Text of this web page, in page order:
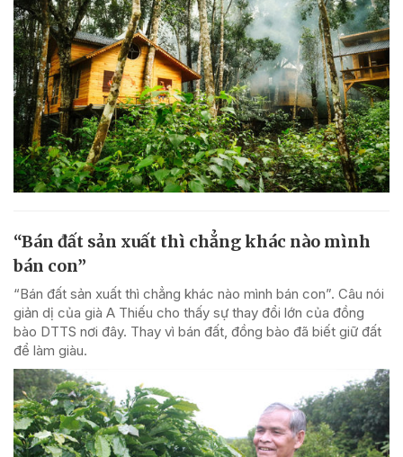
“Bán đất sản xuất thì chẳng khác nào mình
bán con”
“Bán đất sản xuất thì chẳng khác nào mình bán con”. Câu nói
giản dị của già A Thiếu cho thấy sự thay đổi lớn của đồng
bào DTTS nơi đây. Thay vì bán đất, đồng bào đã biết giữ đất
để làm giàu.